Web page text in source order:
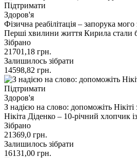
Підтримати
Здоров'я
Фізична реабілітація – запорука мого
Перші хвилини життя Кирила стали
Зібрано
21701,18 грн.
Залишилось зібрати
14598,82 грн.
Підтримати
Здоров'я
З надією на слово: допоможіть Нікіті
Нікіта Діденко – 10-річний хлопчик
Зібрано
21369,0 грн.
Залишилось зібрати
16131,00 грн.